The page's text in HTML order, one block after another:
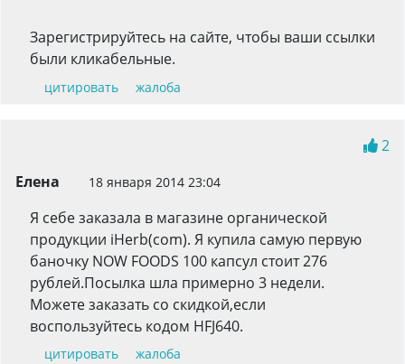
Зарегистрируйтесь на сайте, чтобы ваши ссылки
были кликабельные.
цитировать жалоба
2
Елена
18 января 2014 23:04
Я себе заказала в магазине органической
продукции iHerb(com). Я купила самую первую
баночку NOW FOODS 100 капсул стоит 276
рублей.Посылка шла примерно 3 недели.
Можете заказать со скидкой,если
воспользуйтесь кодом HFJ640.
цитировать жалоба